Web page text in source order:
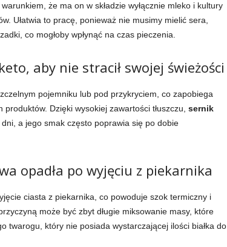
że ma on w składzie wyłącznie mleko i kultury
Ułatwia to pracę, ponieważ nie musimy mielić sera,
co mogłoby wpłynąć na czas pieczenia.
aby nie stracił swojej świeżości
pojemniku lub pod przykryciem, co zapobiega
Dzięki wysokiej zawartości tłuszczu, sernik
a jego smak często poprawia się po dobie
opadła po wyjęciu z piekarnika
ciasta z piekarnika, co powoduje szok termiczny i
może być zbyt długie miksowanie masy, które
twarogu, który nie posiada wystarczającej ilości białka do